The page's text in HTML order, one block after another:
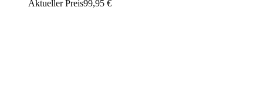
Aktueller Preis99,95 €